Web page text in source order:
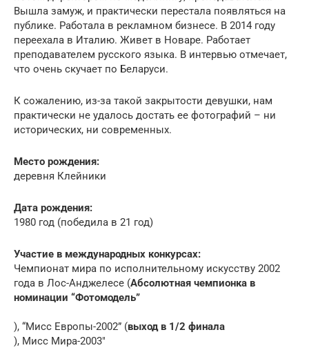
Вышла замуж, и практически перестала появляться на
публике. Работала в рекламном бизнесе. В 2014 году
переехала в Италию. Живет в Новаре. Работает
преподавателем русского языка. В интервью отмечает,
что очень скучает по Беларуси.
К сожалению, из-за такой закрытости девушки, нам
практически не удалось достать ее фотографий – ни
исторических, ни современных.
Место рождения:
деревня Клейники
Дата рождения:
1980 год (победила в 21 год)
Участие в международных конкурсах:
Чемпионат мира по исполнительному искусству 2002
года в Лос-Анджелесе (Абсолютная чемпионка в
номинации “Фотомодель”
), “Мисс Европы-2002” (выход в 1/2 финала
), Мисс Мира-2003″